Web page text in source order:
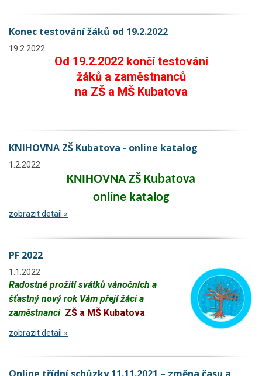
Konec testování žáků od 19.2.2022
19.2.2022
Od 19.2.2022 končí testování
žáků a zaměstnanců
na ZŠ a MŠ Kubatova
KNIHOVNA ZŠ Kubatova - online katalog
1.2.2022
KNIHOVNA ZŠ Kubatova
online katalog
zobrazit detail »
PF 2022
1.1.2022
Radostné prožití svátků vánočních a
šťastný nový rok Vám přejí žáci a
zaměstnanci ZŠ a MŠ Kubatova
zobrazit detail »